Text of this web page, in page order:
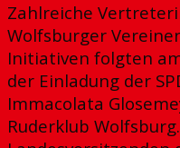
Zahlreiche
Wolfsburger
Initiativen folgten
der Einladung der
Immacolata
Ruderklub